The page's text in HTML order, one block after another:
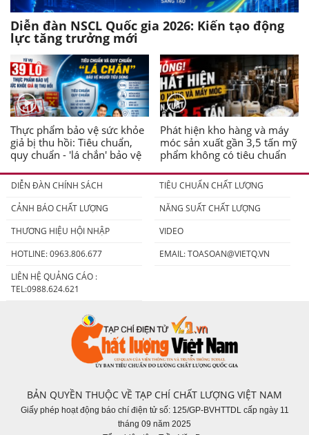
Diễn đàn NSCL Quốc gia 2026: Kiến tạo động
lực tăng trưởng mới
Thực phẩm bảo vệ sức khỏe
giả bị thu hồi: Tiêu chuẩn,
quy chuẩn - 'lá chắn' bảo vệ
Phát hiện kho hàng và máy
móc sản xuất gần 3,5 tấn mỹ
phẩm không có tiêu chuẩn
DIỄN ĐÀN CHÍNH SÁCH
TIÊU CHUẨN CHẤT LƯỢNG
CẢNH BÁO CHẤT LƯỢNG
NĂNG SUẤT CHẤT LƯỢNG
THƯƠNG HIỆU HỘI NHẬP
VIDEO
HOTLINE: 0963.806.677
EMAIL:TOASOAN@VIETQ.VN
LIÊN HỆ QUẢNG CÁO :
TEL:0988.624.621
BẢN QUYỀN THUỘC VỀ TẠP CHÍ CHẤT LƯỢNG VIỆT NAM
Giấy phép hoạt động báo chí điện tử số: 125/GP-BVHTTDL cấp ngày 11
tháng 09 năm 2025